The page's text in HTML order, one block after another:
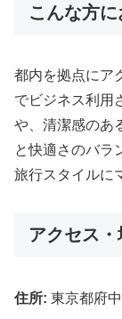
こんな方
都内を拠点にア
でビジネス利用
や、清潔感のあ
と快適さのバラ
旅行スタイルに
アクセス・
住所: 東京都府